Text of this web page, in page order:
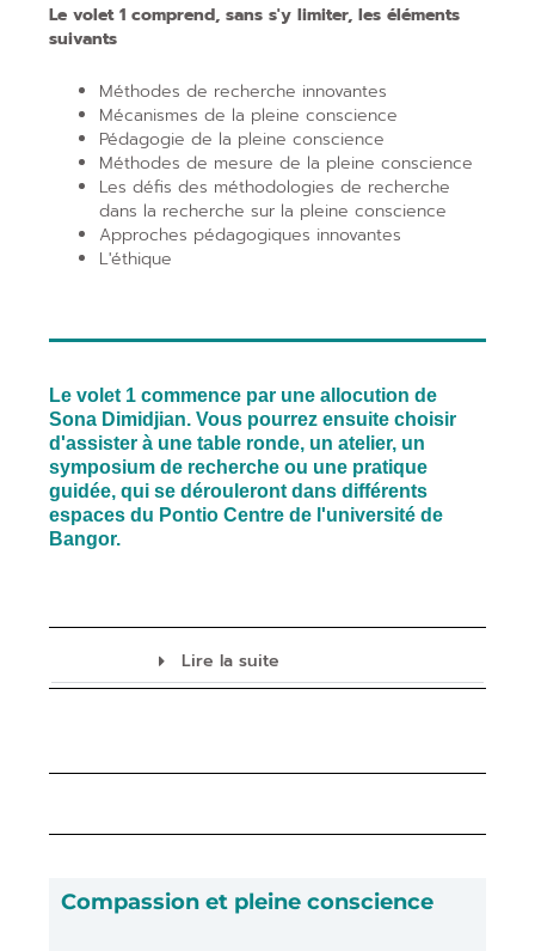
Le volet 1 comprend, sans s'y limiter, les éléments
suivants
Méthodes de recherche innovantes
Mécanismes de la pleine conscience
Pédagogie de la pleine conscience
Méthodes de mesure de la pleine conscience
Les défis des méthodologies de recherche
dans la recherche sur la pleine conscience
Approches pédagogiques innovantes
L'éthique
Le volet 1 commence par une allocution de
Sona Dimidjian. Vous pourrez ensuite choisir
d'assister à une table ronde, un atelier, un
symposium de recherche ou une pratique
guidée, qui se dérouleront dans différents
espaces du Pontio Centre de l'université de
Bangor.
Lire la suite
Compassion et pleine conscience